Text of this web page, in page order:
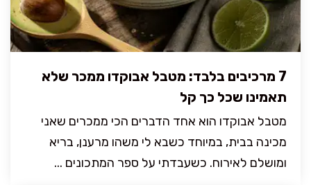
7 מרכיבים בלבד: מטבל אבוקדו ממכר שלא
תאמינו שכל כך קל
מטבל אבוקדו הוא אחד הדברים הכי ממכרים שאני
מכינה בבית, במיוחד כשבא לי משהו מרענן, בריא
ומושלם לאירוח. כשעבדתי על ספר המתכונים ...